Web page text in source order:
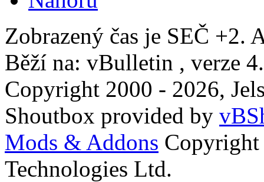
Zobrazený čas je SEČ +2.
Běží na: vBulletin , verze
Copyright 2000 - 2026,
Shoutbox provided by
Mods & Addons
Technologies Ltd.